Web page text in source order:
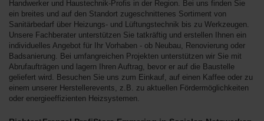
Handwerker und Haustechnik-Profis in der Region. Bei uns finden Sie
ein breites und auf den Standort zugeschnittenes Sortiment von
Sanitärbedarf über Heizungs- und Lüftungstechnik bis zu Werkzeugen.
Unsere Fachberater unterstützen Sie tatkräftig und erstellen Ihnen ein
individuelles Angebot für Ihr Vorhaben - ob Neubau, Renovierung oder
Badsanierung. Bei umfangreichen Projekten unterstützen wir Sie mit
Abrufaufträgen und lagern Ihren Auftrag, bevor er auf die Baustelle
geliefert wird. Besuchen Sie uns zum Einkauf, auf einen Kaffee oder zu
einem unserer Herstellerevents, z.B. zu aktuellen Fördermöglichkeiten
oder energieeffizienten Heizsystemen.